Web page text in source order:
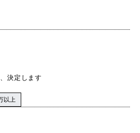
決定します
以上